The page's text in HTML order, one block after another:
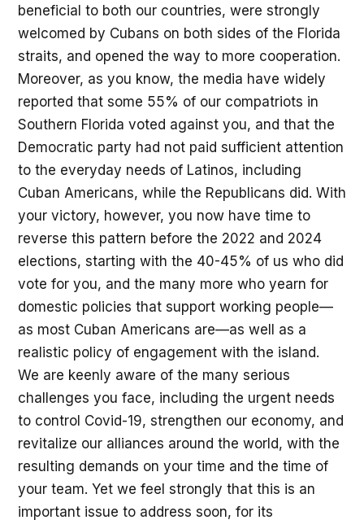
beneficial to both our countries, were strongly
welcomed by Cubans on both sides of the Florida
straits, and opened the way to more cooperation.
Moreover, as you know, the media have widely
reported that some 55% of our compatriots in
Southern Florida voted against you, and that the
Democratic party had not paid sufficient attention
to the everyday needs of Latinos, including
Cuban Americans, while the Republicans did. With
your victory, however, you now have time to
reverse this pattern before the 2022 and 2024
elections, starting with the 40-45% of us who did
vote for you, and the many more who yearn for
domestic policies that support working people—
as most Cuban Americans are—as well as a
realistic policy of engagement with the island.
We are keenly aware of the many serious
challenges you face, including the urgent needs
to control Covid-19, strengthen our economy, and
revitalize our alliances around the world, with the
resulting demands on your time and the time of
your team. Yet we feel strongly that this is an
important issue to address soon, for its